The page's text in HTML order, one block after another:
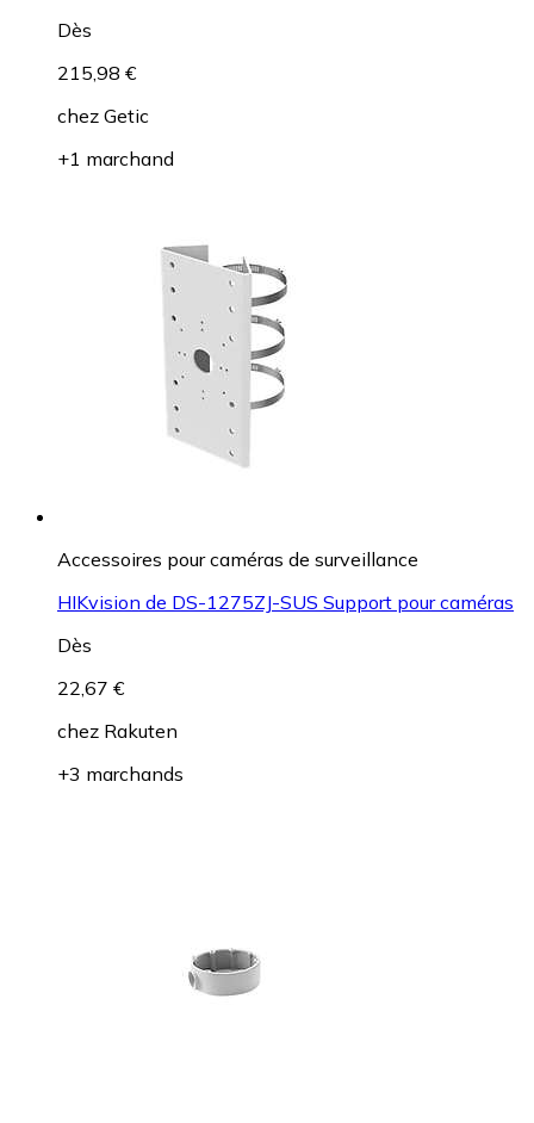
Dès
215,98 €
chez Getic
+1 marchand
Accessoires pour caméras de surveillance
HIKvision de DS-1275ZJ-SUS Support pour caméras
Dès
22,67 €
chez Rakuten
+3 marchands